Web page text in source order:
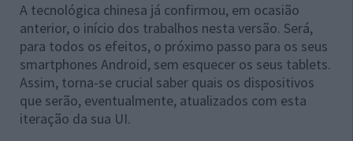
A tecnológica chinesa já confirmou, em ocasião
anterior, o início dos trabalhos nesta versão. Será,
para todos os efeitos, o próximo passo para os seus
smartphones Android, sem esquecer os seus tablets.
Assim, torna-se crucial saber quais os dispositivos
que serão, eventualmente, atualizados com esta
iteração da sua UI.